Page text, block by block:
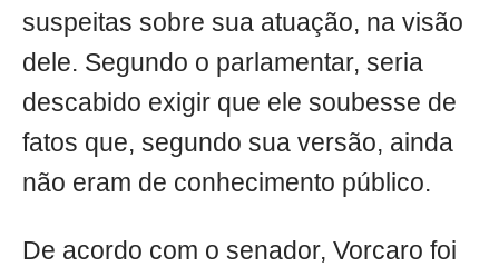
suspeitas sobre sua atuação, na visão
dele. Segundo o parlamentar, seria
descabido exigir que ele soubesse de
fatos que, segundo sua versão, ainda
não eram de conhecimento público.
De acordo com o senador, Vorcaro foi